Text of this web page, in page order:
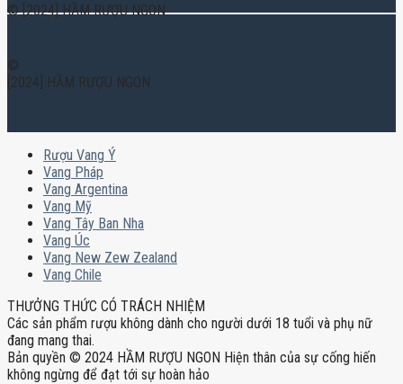
© [2024] HẦM RƯỢU NGON
©
[2024] HẦM RƯỢU NGON
Rượu Vang Ý
Vang Pháp
Vang Argentina
Vang Mỹ
Vang Tây Ban Nha
Vang Úc
Vang New Zew Zealand
Vang Chile
THƯỞNG THỨC CÓ TRÁCH NHIỆM
Các sản phẩm rượu không dành cho người dưới 18 tuổi và phụ nữ
đang mang thai.
Bản quyền © 2024 HẦM RƯỢU NGON Hiện thân của sự cống hiến
không ngừng để đạt tới sự hoàn hảo